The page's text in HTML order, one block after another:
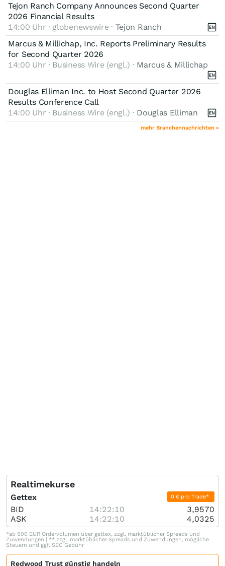
Tejon Ranch Company Announces Second Quarter
2026 Financial Results
14:00 Uhr · globenewswire · Tejon Ranch
Marcus & Millichap, Inc. Reports Preliminary Results
for Second Quarter 2026
14:00 Uhr · Business Wire (engl.) · Marcus & Millichap
Douglas Elliman Inc. to Host Second Quarter 2026
Results Conference Call
14:00 Uhr · Business Wire (engl.) · Douglas Elliman
mehr Branchennachrichten »
Realtimekurse
Gettex 0 € pro Trade*
BID 14:22:10
3,9570
ASK
14:22:10 4,0325
*ab 500 EUR Ordervolumen über gettex, zzgl. marktüblicher Spreads und
Zuwendungen | ** zzgl. marktüblicher Spreads und Zuwendungen, mögliche
Steuern und ggf. SEC Gebühr
Redwood Trust günstig handeln